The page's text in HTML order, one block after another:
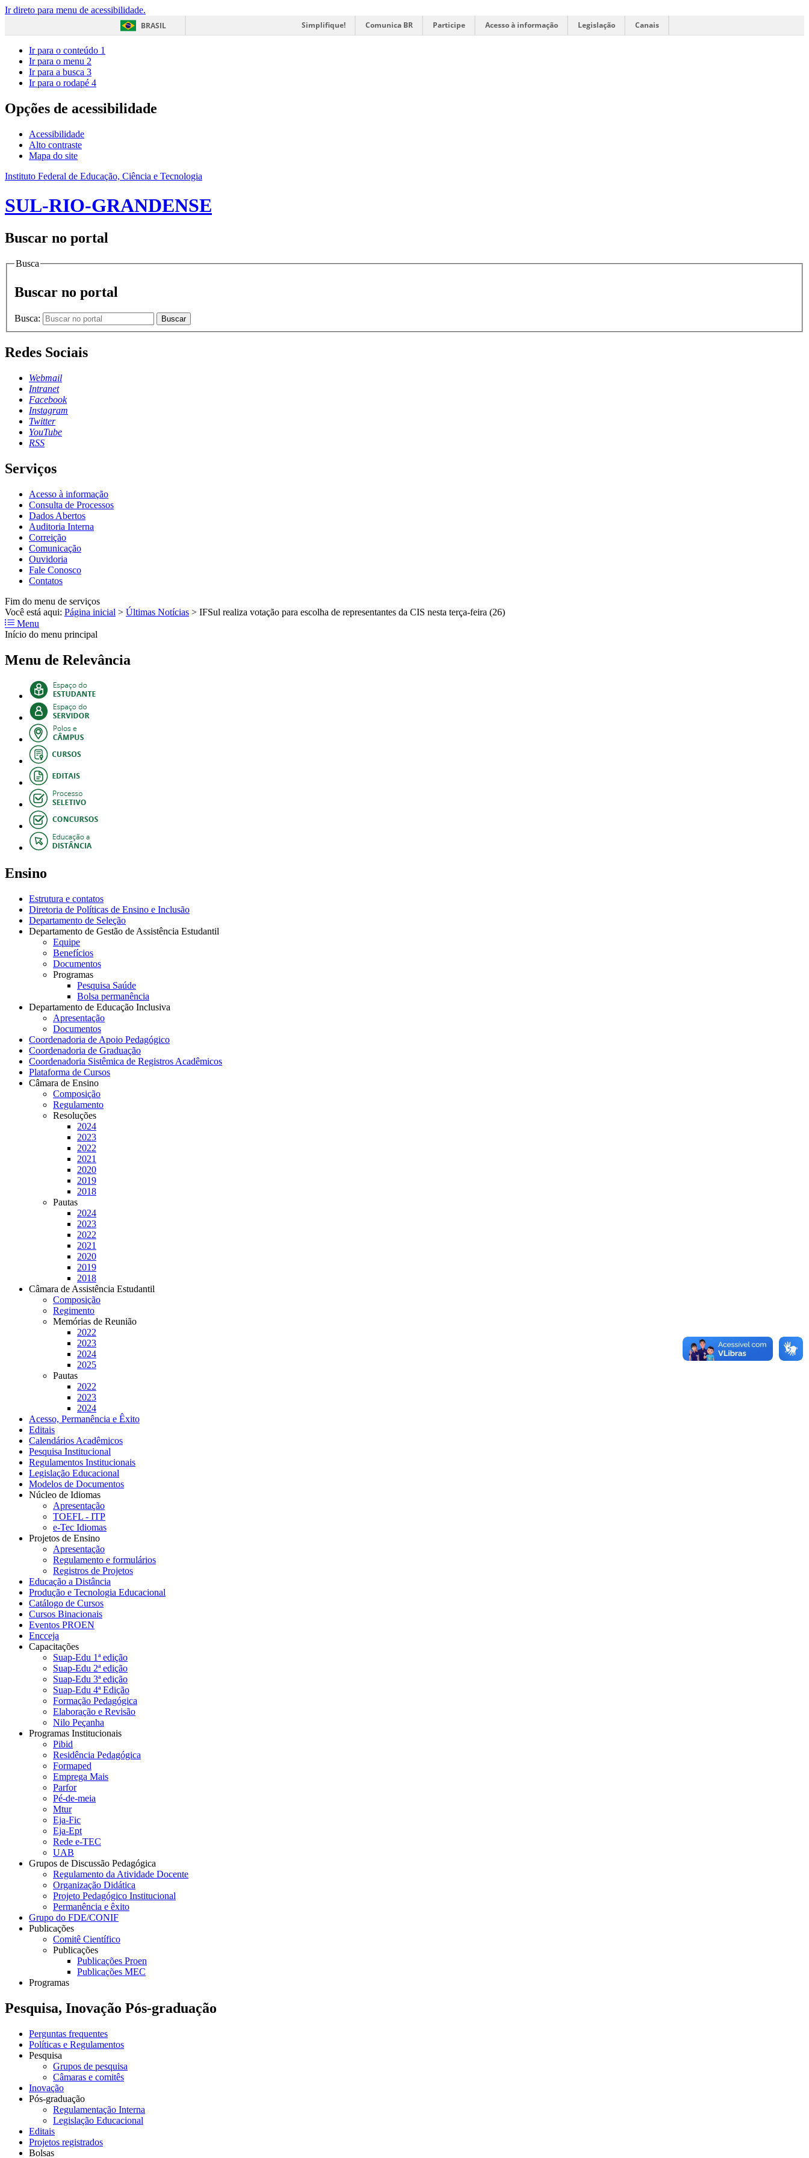
Ir direto para menu de acessibilidade.
BRASIL
Simplifique! Comunica BR Participe Acesso à informação Legislação Canais
Ir para o conteúdo 1
Ir para o menu 2
Ir para a busca 3
Ir para o rodapé 4
Opções de acessibilidade
Acessibilidade
Alto contraste
Mapa do site
Instituto Federal de Educação, Ciência e Tecnologia
SUL-RIO-GRANDENSE
Buscar no portal
Busca
Buscar no portal
Busca: Buscar
Redes Sociais
Webmail
Intranet
Facebook
Instagram
Twitter
YouTube
RSS
Serviços
Acesso à informação
Consulta de Processos
Dados Abertos
Auditoria Interna
Correição
Comunicação
Ouvidoria
Fale Conosco
Contatos
Fim do menu de serviços
Você está aqui: Página inicial > Últimas Notícias > IFSul realiza votação para escolha de representantes da CIS nesta terça-feira (26)
Menu
Início do menu principal
Menu de Relevância
Ensino
Estrutura e contatos
Diretoria de Políticas de Ensino e Inclusão
Departamento de Seleção
Departamento de Gestão de Assistência Estudantil
Equipe
Benefícios
Documentos
Programas
Pesquisa Saúde
Bolsa permanência
Departamento de Educação Inclusiva
Apresentação
Documentos
Coordenadoria de Apoio Pedagógico
Coordenadoria de Graduação
Coordenadoria Sistêmica de Registros Acadêmicos
Plataforma de Cursos
Câmara de Ensino
Composição
Regulamento
Resoluções
2024
2023
2022
2021
2020
2019
2018
Pautas
2024
2023
2022
2021
2020
2019
2018
Câmara de Assistência Estudantil
Composição
Regimento
Memórias de Reunião
2022
2023
2024
2025
Pautas
2022
2023
2024
Acesso, Permanência e Êxito
Editais
Calendários Acadêmicos
Pesquisa Institucional
Regulamentos Institucionais
Legislação Educacional
Modelos de Documentos
Núcleo de Idiomas
Apresentação
TOEFL - ITP
e-Tec Idiomas
Projetos de Ensino
Apresentação
Regulamento e formulários
Registros de Projetos
Educação a Distância
Produção e Tecnologia Educacional
Catálogo de Cursos
Cursos Binacionais
Eventos PROEN
Encceja
Capacitações
Suap-Edu 1ª edição
Suap-Edu 2ª edição
Suap-Edu 3ª edição
Suap-Edu 4ª Edição
Formação Pedagógica
Elaboração e Revisão
Nilo Peçanha
Programas Institucionais
Pibid
Residência Pedagógica
Formaped
Emprega Mais
Parfor
Pé-de-meia
Mtur
Eja-Fic
Eja-Ept
Rede e-TEC
UAB
Grupos de Discussão Pedagógica
Regulamento da Atividade Docente
Organização Didática
Projeto Pedagógico Institucional
Permanência e êxito
Grupo do FDE/CONIF
Publicações
Comitê Científico
Publicações
Publicações Proen
Publicações MEC
Programas
Pesquisa, Inovação Pós-graduação
Perguntas frequentes
Políticas e Regulamentos
Pesquisa
Grupos de pesquisa
Câmaras e comitês
Inovação
Pós-graduação
Regulamentação Interna
Legislação Educacional
Editais
Projetos registrados
Bolsas